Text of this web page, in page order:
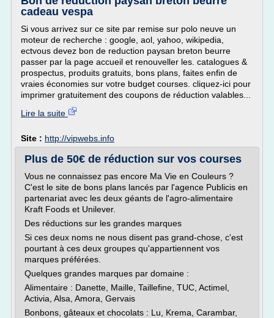
cadeau vespa
Si vous arrivez sur ce site par remise sur polo neuve un
moteur de recherche : google, aol, yahoo, wikipedia,
ectvous devez bon de reduction paysan breton beurre
passer par la page accueil et renouveller les. catalogues &
prospectus, produits gratuits, bons plans, faites enfin de
vraies économies sur votre budget courses. cliquez-ici pour
imprimer gratuitement des coupons de réduction valables...
Lire la suite
Site : http://vipwebs.info
Plus de 50€ de réduction sur vos courses
Vous ne connaissez pas encore Ma Vie en Couleurs ?
C'est le site de bons plans lancés par l'agence Publicis en
partenariat avec les deux géants de l'agro-alimentaire
Kraft Foods et Unilever.
Des réductions sur les grandes marques
Si ces deux noms ne nous disent pas grand-chose, c'est
pourtant à ces deux groupes qu'appartiennent vos
marques préférées.
Quelques grandes marques par domaine :
Alimentaire : Danette, Maille, Taillefine, TUC, Actimel,
Activia, Alsa, Amora, Gervais
Bonbons, gâteaux et chocolats : Lu, Krema, Carambar,